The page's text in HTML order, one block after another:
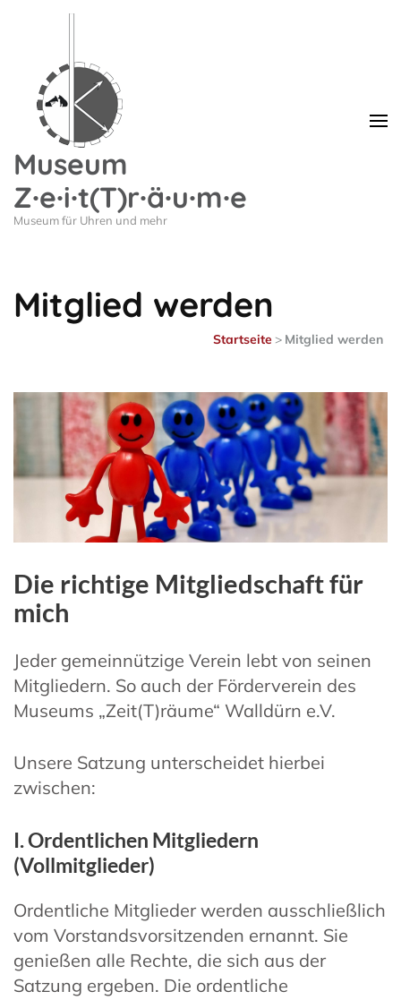
Museum
Z∙e∙i∙t(T)r∙ä∙u∙m∙e
Museum für Uhren und mehr
Mitglied werden
Startseite > Mitglied werden
Die richtige Mitgliedschaft für
mich
Jeder gemeinnützige Verein lebt von seinen
Mitgliedern. So auch der Förderverein des
Museums „Zeit(T)räume“ Walldürn e.V.
Unsere Satzung unterscheidet hierbei
zwischen:
I. Ordentlichen Mitgliedern
(Vollmitglieder)
Ordentliche Mitglieder werden ausschließlich
vom Vorstandsvorsitzenden ernannt. Sie
genießen alle Rechte, die sich aus der
Satzung ergeben. Die ordentliche